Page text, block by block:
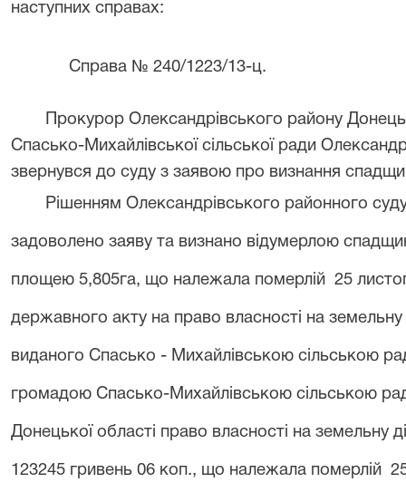
наступних справах:
Справа № 240/1223/13-ц.
Прокурор Олександрівського району
Спасько-Михайлівської сільської ради
звернувся до суду з заявою про визнання
Рішенням Олександрівського районного
задоволено заяву та визнано відумерлою
площею 5,805га, що належала померлій 25
державного акту на право власності на земельну
виданого Спасько - Михайлівською сільською
громадою Спасько-Михайлівською сільською
Донецької області право власності на земельну
123245 гривень 06 коп., що належала померлій